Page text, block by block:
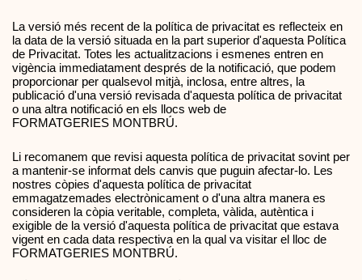
La versió més recent de la política de privacitat es reflecteix en
la data de la versió situada en la part superior d'aquesta Política
de Privacitat. Totes les actualitzacions i esmenes entren en
vigència immediatament després de la notificació, que podem
proporcionar per qualsevol mitjà, inclosa, entre altres, la
publicació d'una versió revisada d'aquesta política de privacitat
o una altra notificació en els llocs web de
FORMATGERIES MONTBRÚ.
Li recomanem que revisi aquesta política de privacitat sovint per
a mantenir-se informat dels canvis que puguin afectar-lo. Les
nostres còpies d'aquesta política de privacitat
emmagatzemades electrònicament o d'una altra manera es
consideren la còpia veritable, completa, vàlida, autèntica i
exigible de la versió d'aquesta política de privacitat que estava
vigent en cada data respectiva en la qual va visitar el lloc de
FORMATGERIES MONTBRÚ.